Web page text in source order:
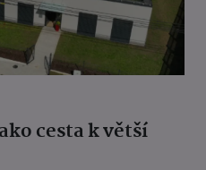
cesta k větší